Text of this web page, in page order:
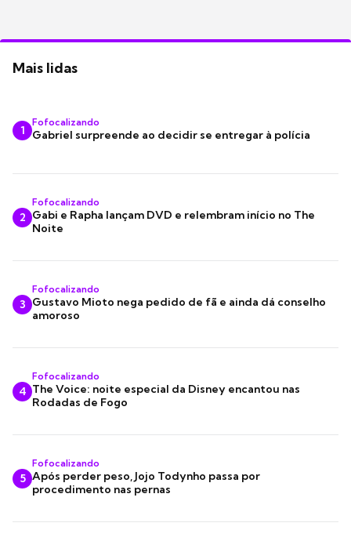
Mais lidas
1
Fofocalizando
Gabriel surpreende ao decidir se entregar à polícia
2
Fofocalizando
Gabi e Rapha lançam DVD e relembram início no The
Noite
3
Fofocalizando
Gustavo Mioto nega pedido de fã e ainda dá conselho
amoroso
4
Fofocalizando
The Voice: noite especial da Disney encantou nas
Rodadas de Fogo
5
Fofocalizando
Após perder peso, Jojo Todynho passa por
procedimento nas pernas